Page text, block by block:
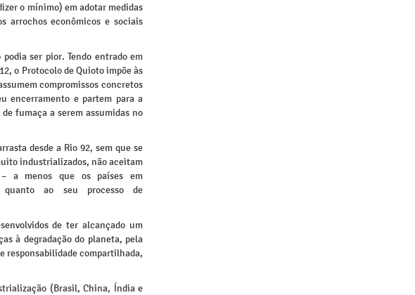
o mínimo) em adotar medidas
arrochos econômicos e sociais
ser pior. Tendo entrado em
o Protocolo de Quioto impõe às
compromissos concretos
encerramento e partem para a
fumaça a serem assumidas no
desde a Rio 92, sem que se
industrializados, não aceitam
a menos que os países em
quanto ao seu processo de
de ter alcançado um
à degradação do planeta, pela
responsabilidade compartilhada,
(Brasil, China, Índia e